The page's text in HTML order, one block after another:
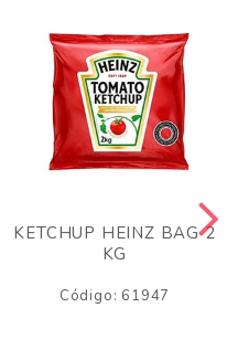
KETCHUP HEINZ BAG 2
KG
Código: 61947